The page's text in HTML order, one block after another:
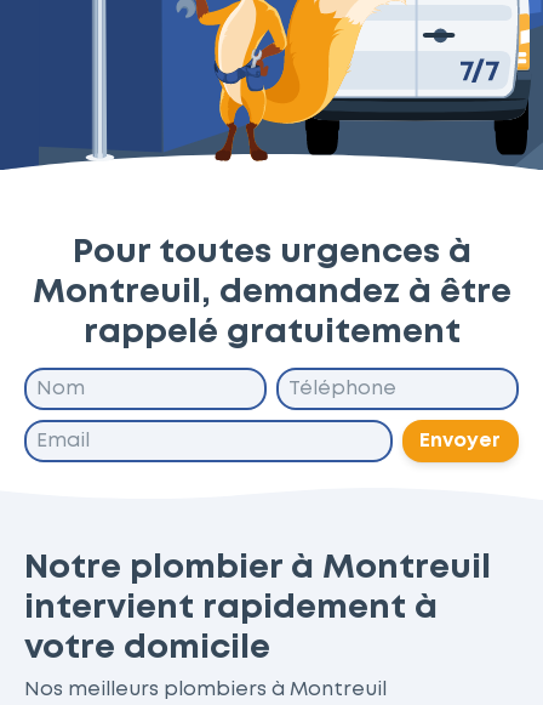
Pour toutes urgences à
Montreuil, demandez à être
rappelé gratuitement
Envoyer
Notre plombier à Montreuil
intervient rapidement à
votre domicile
Nos meilleurs plombiers à Montreuil